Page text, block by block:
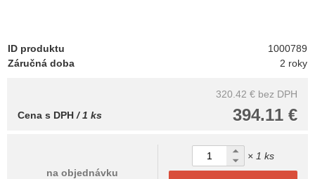
ID produktu
1000789
Záručná doba
2 roky
320.42 € bez DPH
394.11 €
Cena s DPH/ 1 ks
na objednávku
× 1 ks